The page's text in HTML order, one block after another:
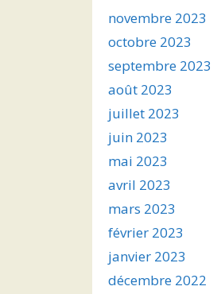
novembre 2023
octobre 2023
septembre 2023
août 2023
juillet 2023
juin 2023
mai 2023
avril 2023
mars 2023
février 2023
janvier 2023
décembre 2022